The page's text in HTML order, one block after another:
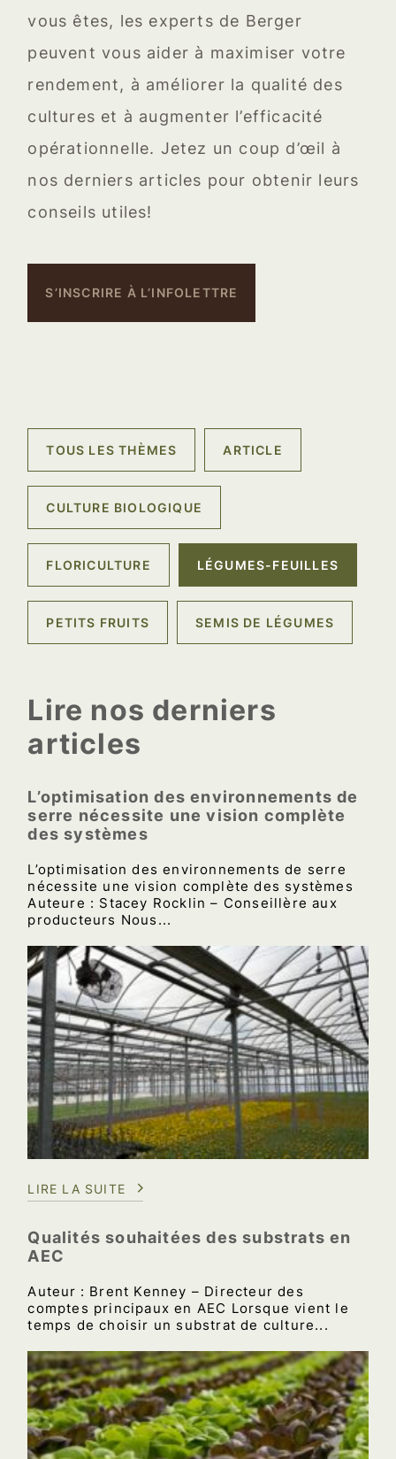
vous êtes, les experts de Berger
peuvent vous aider à maximiser votre
rendement, à améliorer la qualité des
cultures et à augmenter l’efficacité
opérationnelle. Jetez un coup d’œil à
nos derniers articles pour obtenir leurs
conseils utiles!
S’INSCRIRE À L’INFOLETTRE
TOUS LES THÈMES ARTICLE
CULTURE BIOLOGIQUE
FLORICULTURE LÉGUMES-FEUILLES
PETITS FRUITS SEMIS DE LÉGUMES
Lire nos derniers
articles
L’optimisation des environnements de
serre nécessite une vision complète
des systèmes
L’optimisation des environnements de serre
nécessite une vision complète des systèmes
Auteure : Stacey Rocklin – Conseillère aux
producteurs Nous...
LIRE LA SUITE
Qualités souhaitées des substrats en
AEC
Auteur : Brent Kenney – Directeur des
comptes principaux en AEC Lorsque vient le
temps de choisir un substrat de culture...